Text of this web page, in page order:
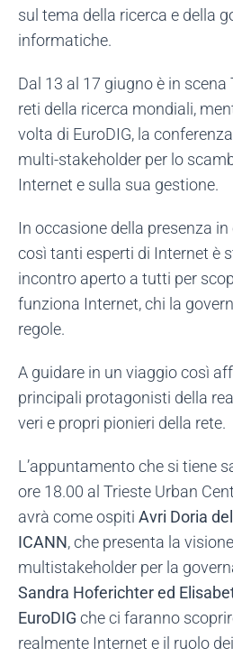
sul tema della ricerca e della
informatiche.
Dal 13 al 17 giugno è in
reti della ricerca mondiali,
volta di EuroDIG, la
multi-stakeholder per lo
Internet e sulla sua gestione.
In occasione della presenza
così tanti esperti di Internet è
incontro aperto a tutti per
funziona Internet, chi la
regole.
A guidare in un viaggio così
principali protagonisti della
veri e propri pionieri della rete.
L’appuntamento che si tiene
ore 18.00 al Trieste Urban
avrà come ospiti Avri Doria
ICANN, che presenta la
multistakeholder per la
Sandra Hoferichter ed
EuroDIG che ci faranno
realmente Internet e il ruolo